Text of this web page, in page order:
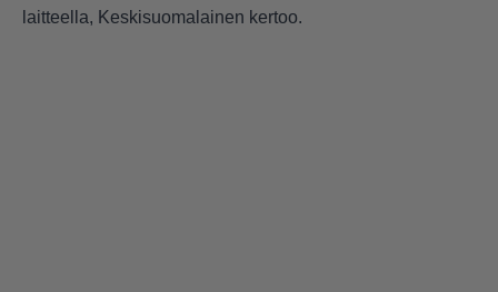
laitteella, Keskisuomalainen kertoo.